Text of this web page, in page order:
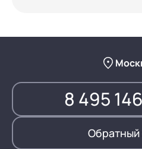
8 495
Обратный